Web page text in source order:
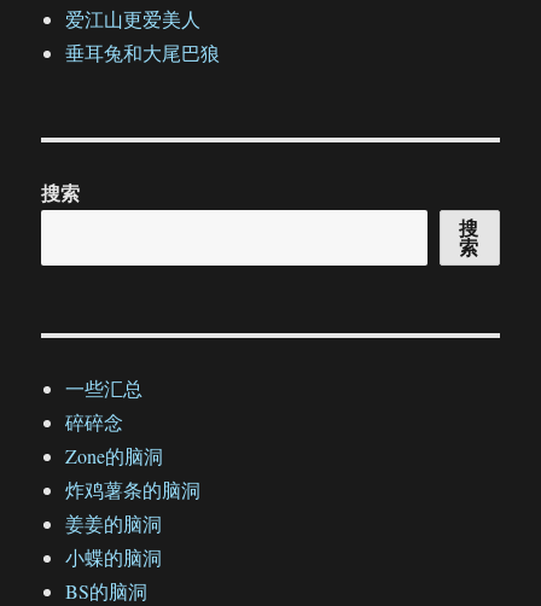
爱江山更爱美人
垂耳兔和大尾巴狼
搜索
搜
索
一些汇总
碎碎念
Zone的脑洞
炸鸡薯条的脑洞
姜姜的脑洞
小蝶的脑洞
BS的脑洞